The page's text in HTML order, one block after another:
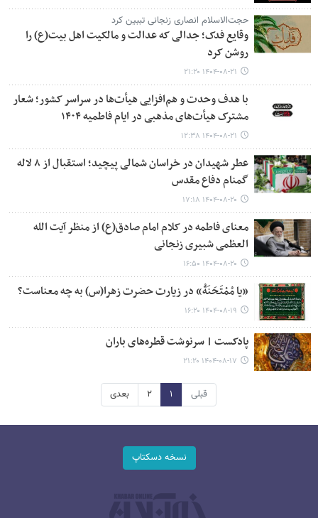
حجت‌الاسلام انصاری زنجانی تببین کرد
وقایع فدک؛ جدالی که عدالت و مالکیت اهل بیت(ع) را
روشن کرد
۱۴۰۴-۰۸-۲۱ ۲۱:۲۰
با هدف وحدت و هم‌افزایی هیأت‌ها در سراسر کشور؛ شعار
مشترک هیأت‌های مذهبی در ایام فاطمیه ۱۴۰۴
۱۴۰۴-۰۸-۲۱ ۱۲:۳۸
عطر شهیدان در خراسان شمالی پیچید؛ استقبال از ۸ لاله
گمنام دفاع مقدس
۱۴۰۴-۰۸-۲۰ ۱۷:۱۸
معنای فاطمه در کلام امام صادق(ع) از منظر آیت الله
العظمی شبیری زنجانی
۱۴۰۴-۰۸-۲۰ ۱۶:۵۰
«یا مُمْتَحَنَةُ» در زیارت حضرت زهرا(س) به چه معناست؟
۱۴۰۴-۰۸-۱۹ ۱۶:۲۰
پادکست | سرنوشت قطره‌های باران
۱۴۰۴-۰۸-۱۷ ۲۱:۲۰
قبلی ۱ ۲ بعدی
نسخه دسکتاپ